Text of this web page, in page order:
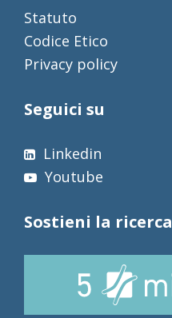
Statuto
Codice Etico
Privacy policy
Seguici su
Linkedin
Youtube
Sostieni la ricerca